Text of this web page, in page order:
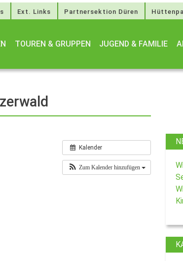
Ext. Links Partnersektion Düren
TOUREN & GRUPPEN JUGEND & FAMILIE
Kalender
Zum Kalender hinzufügen